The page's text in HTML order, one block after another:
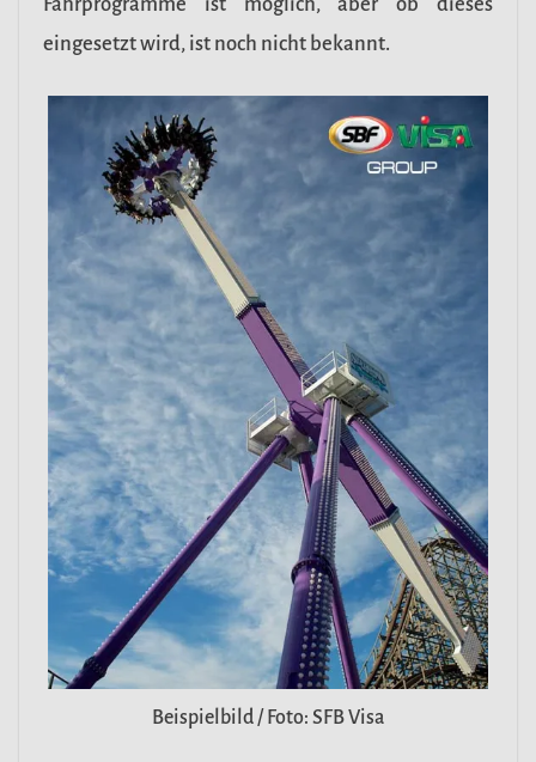
eingesetzt wird, ist noch nicht bekannt.
Beispielbild / Foto: SFB Visa